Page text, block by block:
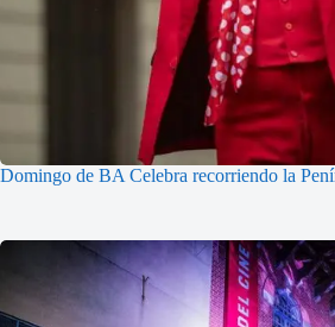
Domingo de BA Celebra recorriendo la